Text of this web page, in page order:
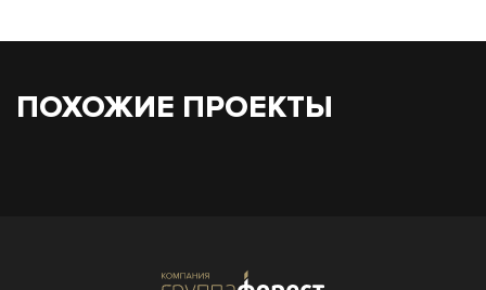
ПОХОЖИЕ ПРОЕКТЫ